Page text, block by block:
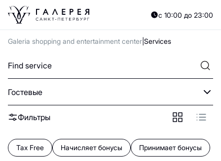
с 10:00 до 23:00
Galeria shopping and entertainment center Services
Гостевые
Floor
Tax Free Начисляет бонусы Принимает бонусы
Фильтры
A B C D E F G H I J R
А Б В Г Д Е Ж З И Й К Л М Н О П Р С Т У Ф Х Ц Ч
А
Ателье вкуса и цвета Арт-Рама SOON
Б